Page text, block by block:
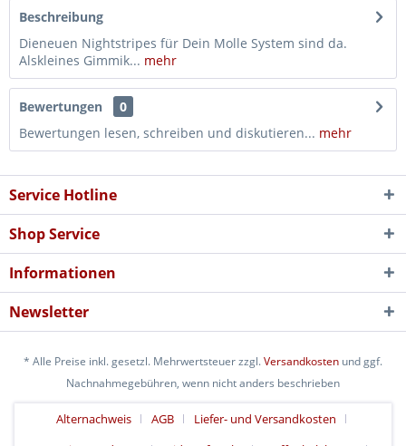
Beschreibung
Dieneuen Nightstripes für Dein Molle System sind da.
Alskleines Gimmik... mehr
Bewertungen
0
Bewertungen lesen, schreiben und diskutieren... mehr
Service Hotline
Shop Service
Informationen
Newsletter
* Alle Preise inkl. gesetzl. Mehrwertsteuer zzgl.Versandkosten und ggf.
Nachnahmegebühren, wenn nicht anders beschrieben
Alternachweis AGB
Liefer- und Versandkosten